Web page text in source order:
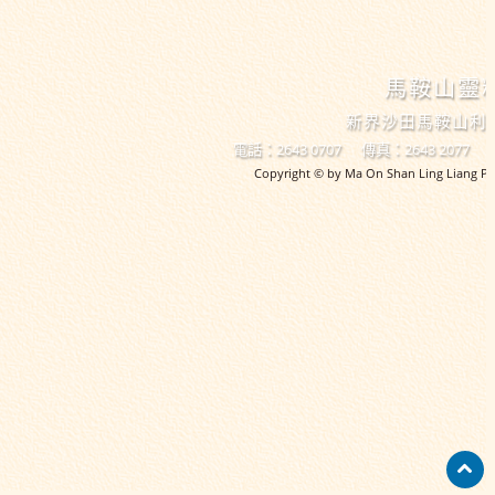
馬鞍山靈
新界沙田馬鞍山
電話：2643 0707 傳真：2643 2077
Copyright © by Ma On Shan Ling Liang